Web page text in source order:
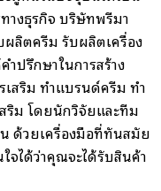
างธุรกิจ บริษัทพรีมา
ผลิตครีม รับผลิตเครื่อง
ำปรึกษาในการสร้าง
เสริม ทำแบรนด์ครีม ทำ
ริม โดยนักวิจัยและทีม
ด้วยเครื่องมือที่ทันสมัย
จได้ว่าคุณจะได้รับสินค้า